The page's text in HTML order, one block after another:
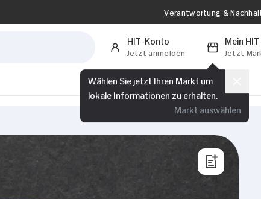
Verantwortung &
HIT-Konto
Jetzt anmelden
Mein
Jetzt
Wählen Sie jetzt Ihren Markt um
lokale Informationen zu erhalten.
Markt auswählen